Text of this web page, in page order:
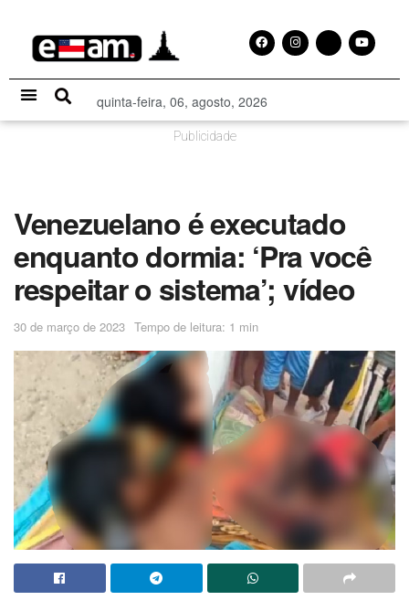
quinta-feira, 06, agosto, 2026
Publicidade
Venezuelano é executado
enquanto dormia: ‘Pra você
respeitar o sistema’; vídeo
30 de março de 2023 Tempo de leitura: 1 min